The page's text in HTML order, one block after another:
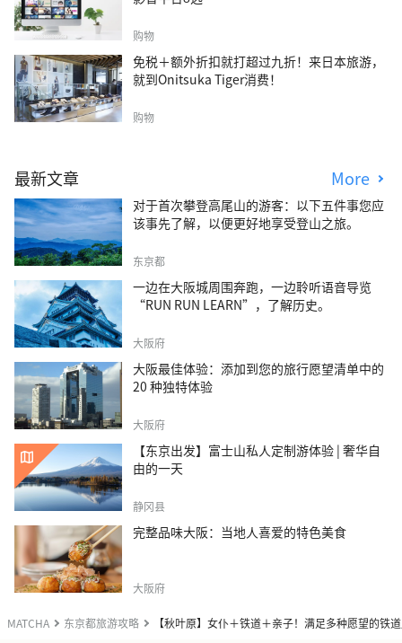
MATCHA 东京都旅游攻略 【秋叶原】女仆＋铁道＋亲子！满足多种愿望的铁
购物
免税＋额外折扣就打超过九折！来日本旅游，
就到Onitsuka Tiger消费！
购物
最新文章 More
对于首次攀登高尾山的游客：以下五件事您应
该事先了解，以便更好地享受登山之旅。
东京都
一边在大阪城周围奔跑，一边聆听语音导览
“RUN RUN LEARN”，了解历史。
大阪府
大阪最佳体验：添加到您的旅行愿望清单中的
20 种独特体验
大阪府
【东京出发】富士山私人定制游体验 | 奢华自
由的一天
静冈县
完整品味大阪：当地人喜爱的特色美食
大阪府